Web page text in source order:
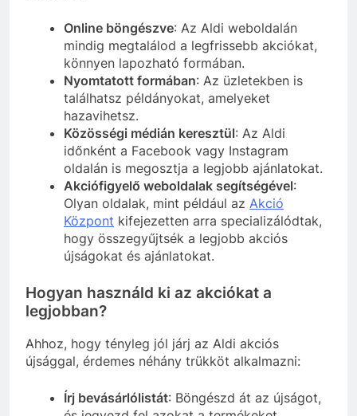
Online böngészve: Az Aldi weboldalán
mindig megtalálod a legfrissebb akciókat,
könnyen lapozható formában.
Nyomtatott formában: Az üzletekben is
találhatsz példányokat, amelyeket
hazavihetsz.
Közösségi médián keresztül: Az Aldi
időnként a Facebook vagy Instagram
oldalán is megosztja a legjobb ajánlatokat.
Akciófigyelő weboldalak segítségével:
Olyan oldalak, mint például az Akció
Központ kifejezetten arra specializálódtak,
hogy összegyűjtsék a legjobb akciós
újságokat és ajánlatokat.
Hogyan használd ki az akciókat a
legjobban?
Ahhoz, hogy tényleg jól járj az Aldi akciós
újsággal, érdemes néhány trükköt alkalmazni:
Írj bevásárlólistát: Böngészd át az újságot,